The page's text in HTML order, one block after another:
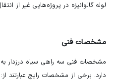
لوله گالوانیزه در پروژه‌هایی غیر از
مشخصات فنی
مشخصات فنی سه راهی سیاه درزدار
دارد. برخی از مشخصات رایج عبارتند از: